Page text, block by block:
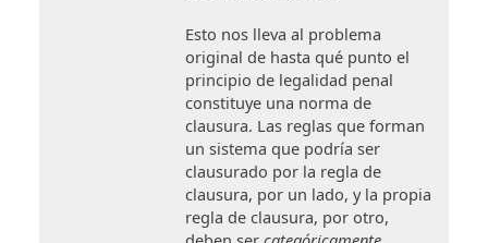
Esto nos lleva al problema
original de hasta qué punto el
principio de legalidad penal
constituye una norma de
clausura. Las reglas que forman
un sistema que podría ser
clausurado por la regla de
clausura, por un lado, y la propia
regla de clausura, por otro,